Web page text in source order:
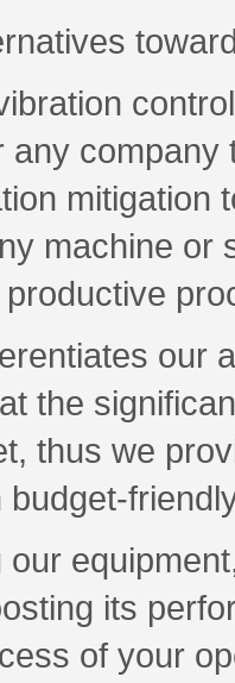
any
mitigation
machine or
our
the
thus we
its
of your